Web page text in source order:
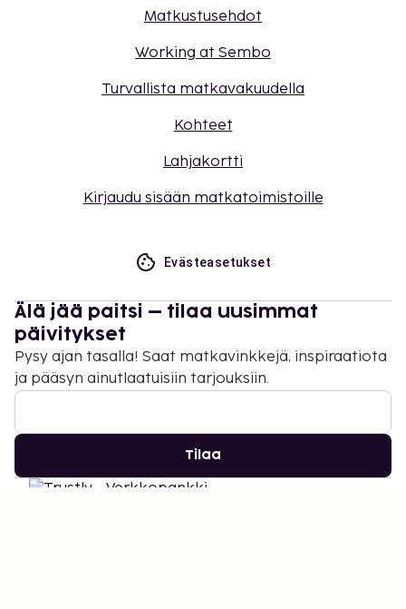
Matkustusehdot
Working at Sembo
Turvallista matkavakuudella
Kohteet
Lahjakortti
Kirjaudu sisään matkatoimistoille
Evästeasetukset
Älä jää paitsi – tilaa uusimmat
päivitykset
Pysy ajan tasalla! Saat matkavinkkejä, inspiraatiota
ja pääsyn ainutlaatuisiin tarjouksiin.
Tilaa